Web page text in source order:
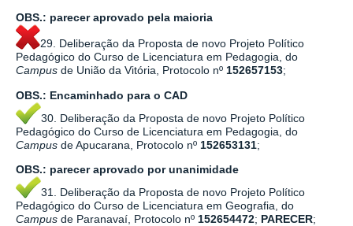
OBS.: parecer aprovado pela maioria
29. Deliberação da Proposta de novo Projeto Político
Pedagógico do Curso de Licenciatura em Pedagogia, do
Campus de União da Vitória, Protocolo nº 152657153;
OBS.: Encaminhado para o CAD
30. Deliberação da Proposta de novo Projeto Político
Pedagógico do Curso de Licenciatura em Pedagogia, do
Campus de Apucarana, Protocolo nº 152653131;
OBS.: parecer aprovado porunanimidade
31. Deliberação da Proposta de novo Projeto Político
Pedagógico do Curso de Licenciatura em Geografia, do
Campus de Paranavaí, Protocolo nº 152654472; PARECER;